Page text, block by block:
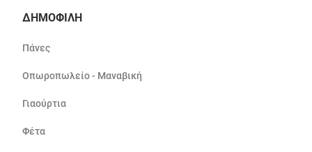
ΔΗΜΟΦΙΛΗ
Πάνες
Οπωροπωλείο - Μαναβική
Γιαούρτια
Φέτα